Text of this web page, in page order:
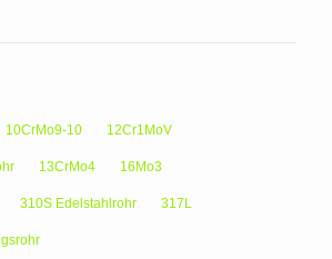
10CrMo9-10 12Cr1MoV
13CrMo4 16Mo3
310S Edelstahlrohr 317L